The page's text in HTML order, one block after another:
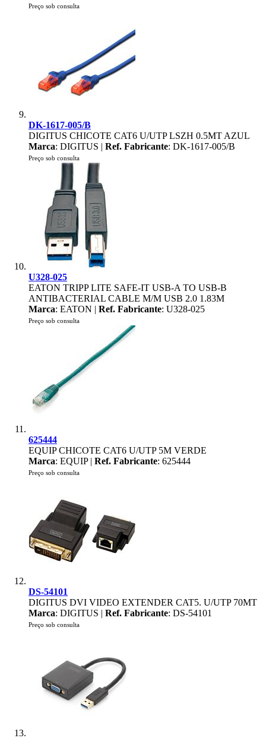
Preço sob consulta
DK-1617-005/B
DIGITUS CHICOTE CAT6 U/UTP LSZH 0.5MT AZUL
Marca: DIGITUS | Ref. Fabricante: DK-1617-005/B
Preço sob consulta
U328-025
EATON TRIPP LITE SAFE-IT USB-A TO USB-B
ANTIBACTERIAL CABLE M/M USB 2.0 1.83M
Marca: EATON | Ref. Fabricante: U328-025
Preço sob consulta
625444
EQUIP CHICOTE CAT6 U/UTP 5M VERDE
Marca: EQUIP | Ref. Fabricante: 625444
Preço sob consulta
DS-54101
DIGITUS DVI VIDEO EXTENDER CAT5. U/UTP 70MT
Marca: DIGITUS | Ref. Fabricante: DS-54101
Preço sob consulta